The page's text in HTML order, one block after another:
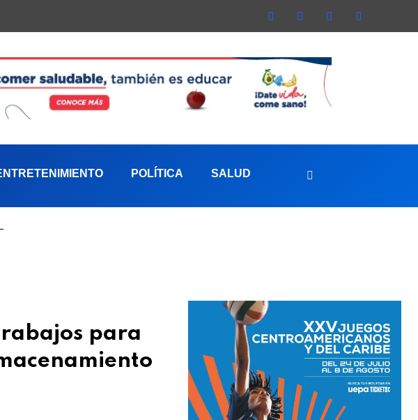
POLÍTICA SALUD
de la Lactancia Materna
para